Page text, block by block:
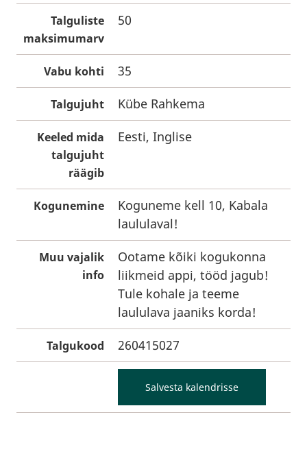
Talguliste
maksimumarv
50
Vabu kohti 35
Talgujuht Kübe Rahkema
Keeled mida
talgujuht
räägib
Eesti, Inglise
Kogunemine
Koguneme kell 10, Kabala
laululaval!
Muu vajalik
info
Ootame kõiki kogukonna
liikmeid appi, tööd jagub!
Tule kohale ja teeme
laululava jaaniks korda!
Talgukood 260415027
Salvesta kalendrisse